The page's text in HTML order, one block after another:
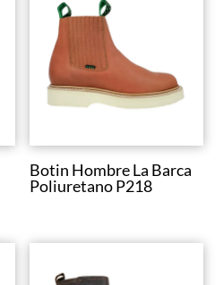
Botin Hombre La Barca
Poliuretano P218